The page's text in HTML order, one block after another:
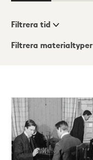
Visningsläge
Filtrera tid
Filtrera materialtyper